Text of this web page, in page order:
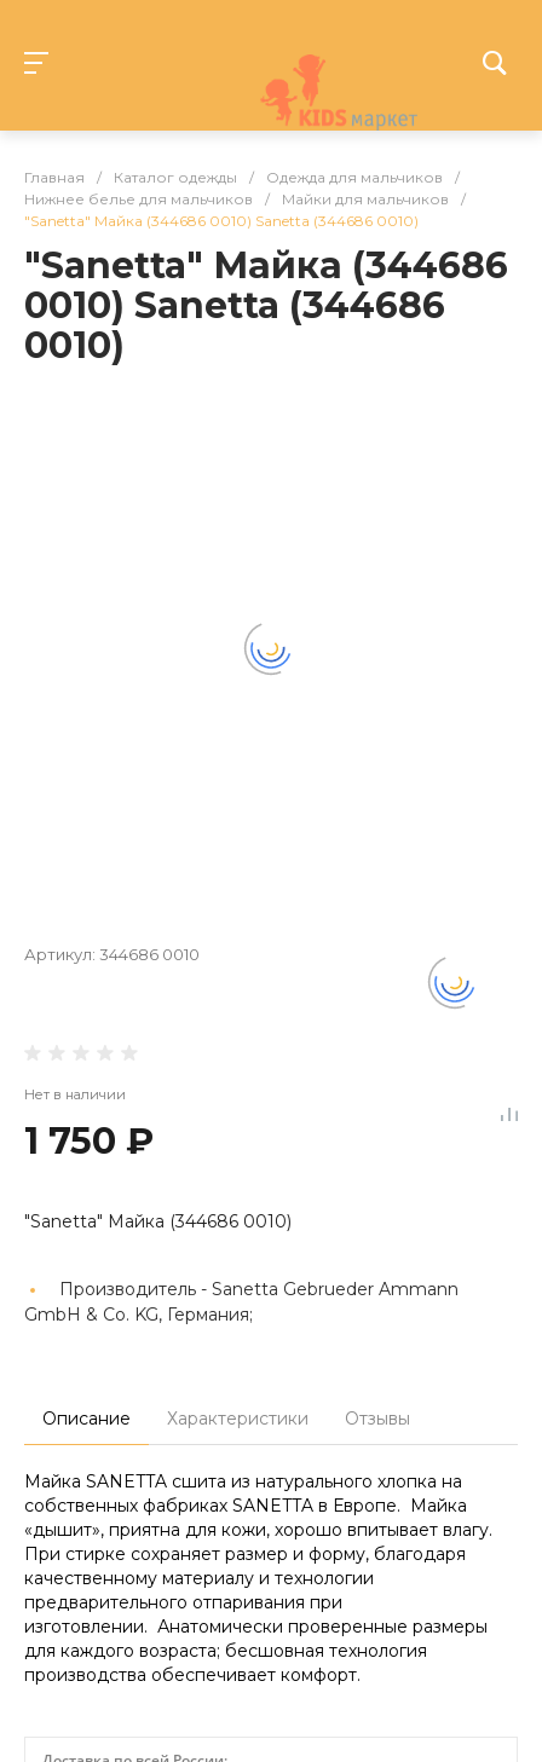
Главная / Каталог одежды / Одежда для мальчиков
/
Нижнее белье для мальчиков
/ Майки для мальчиков
/
"Sanetta" Майка (344686 0010) Sanetta (344686 0010)
"Sanetta" Майка (344686
0010) Sanetta (344686
0010)
Артикул: 344686 0010
Нет в наличии
1 750 ₽
"Sanetta" Майка (344686 0010)
Производитель - Sanetta Gebrueder Ammann
GmbH & Co. KG, Германия;
Описание Характеристики Отзывы
Майка SANETTA сшита из натурального хлопка на
собственных фабриках SANETTA в Европе. Майка
«дышит», приятна для кожи, хорошо впитывает влагу.
При стирке сохраняет размер и форму, благодаря
качественному материалу и технологии
предварительного отпаривания при
изготовлении. Анатомически проверенные размеры
для каждого возраста; бесшовная технология
производства обеспечивает комфорт.